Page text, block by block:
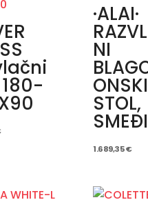
·ALAI·
NI
ONSKI
STOL,
SMEĐI
1.689,35€